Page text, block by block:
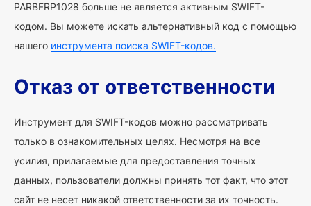
PARBFRP1028 больше не является активным SWIFT-
кодом. Вы можете искать альтернативный код с помощью
нашего инструмента поиска SWIFT-кодов.
Отказ от ответственности
Инструмент для SWIFT-кодов можно рассматривать
только в ознакомительных целях. Несмотря на все
усилия, прилагаемые для предоставления точных
данных, пользователи должны принять тот факт, что этот
сайт не несет никакой ответственности за их точность.